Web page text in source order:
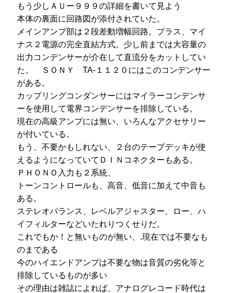
もう少しＡＵー９９９の詳細を書いて見よう
本体の裏面に回路図が添付されていた。
メインアンプ部は２段差動増幅回路。プラス、マイ
ナス２電源の完全直結方式。少し前までは大容量の
出力コンデンサーが介在して直流分をカットしてい
た。 ＳＯＮＹ TA-１１２０にはこのコンデンサー
がある。
カップリングコンダンサーにはマイラーコンデンサ
ーを使用して電界コンデンサーを排除している。
現在の高級アンプには無い、いろんなアクセサリー
が付いている。
もう、不要かもしれない、２台のテープデッキが使
えるようになっていてＤＩＮコネクターもある。
ＰＨＯＮＯ入力も２系統、
トーンコントロールも、高音、低音に加えて中音も
ある。
ステレオバランス、レベルアジャスター、ロー、ハ
イフィルターなどいたれりつくせりだ。
これでもか！と無いものが無い、.現在では不要なも
のまである
今のハイエンドアンプは不要な物は音質の劣化等と
排除しているものが多い
その理由は雑誌によれば、アナログレコード時代は